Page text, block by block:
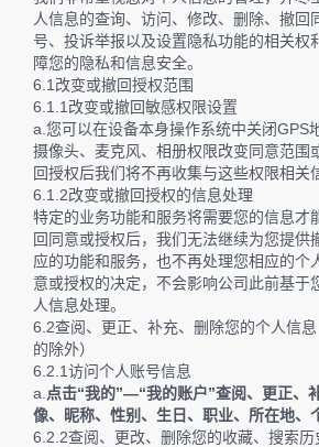
人信息的查询、访问、修改、删除、撤回
号、投诉举报以及设置隐私功能的相关权
障您的隐私和信息安全。
6.1改变或撤回授权范围
6.1.1改变或撤回敏感权限设置
a.您可以在设备本身操作系统中关闭GPS
摄像头、麦克风、相册权限改变同意范围
回授权后我们将不再收集与这些权限相关
6.1.2改变或撤回授权的信息处理
特定的业务功能和服务将需要您的信息才
回同意或授权后，我们无法继续为您提供
应的功能和服务，也不再处理您相应的个
意或授权的决定，不会影响公司此前基于
人信息处理。
6.2查阅、更正、补充、删除您的个人信
的除外）
6.2.1访问个人账号信息
a. 点击“我的”—“我的账户”查阅、更正、
像、昵称、性别、生日、职业、所在地、
6.2.2查阅、更改、删除您的收藏、搜索历